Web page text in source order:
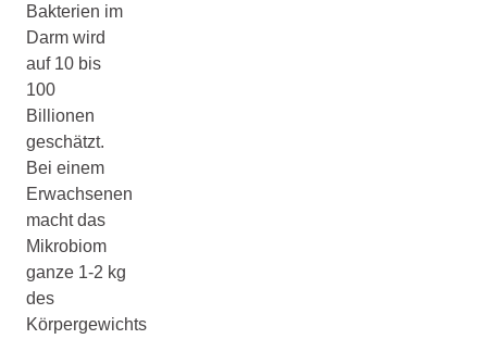
Bakterien im
Darm wird
auf 10 bis
100
Billionen
geschätzt.
Bei einem
Erwachsenen
macht das
Mikrobiom
ganze 1-2 kg
des
Körpergewichts